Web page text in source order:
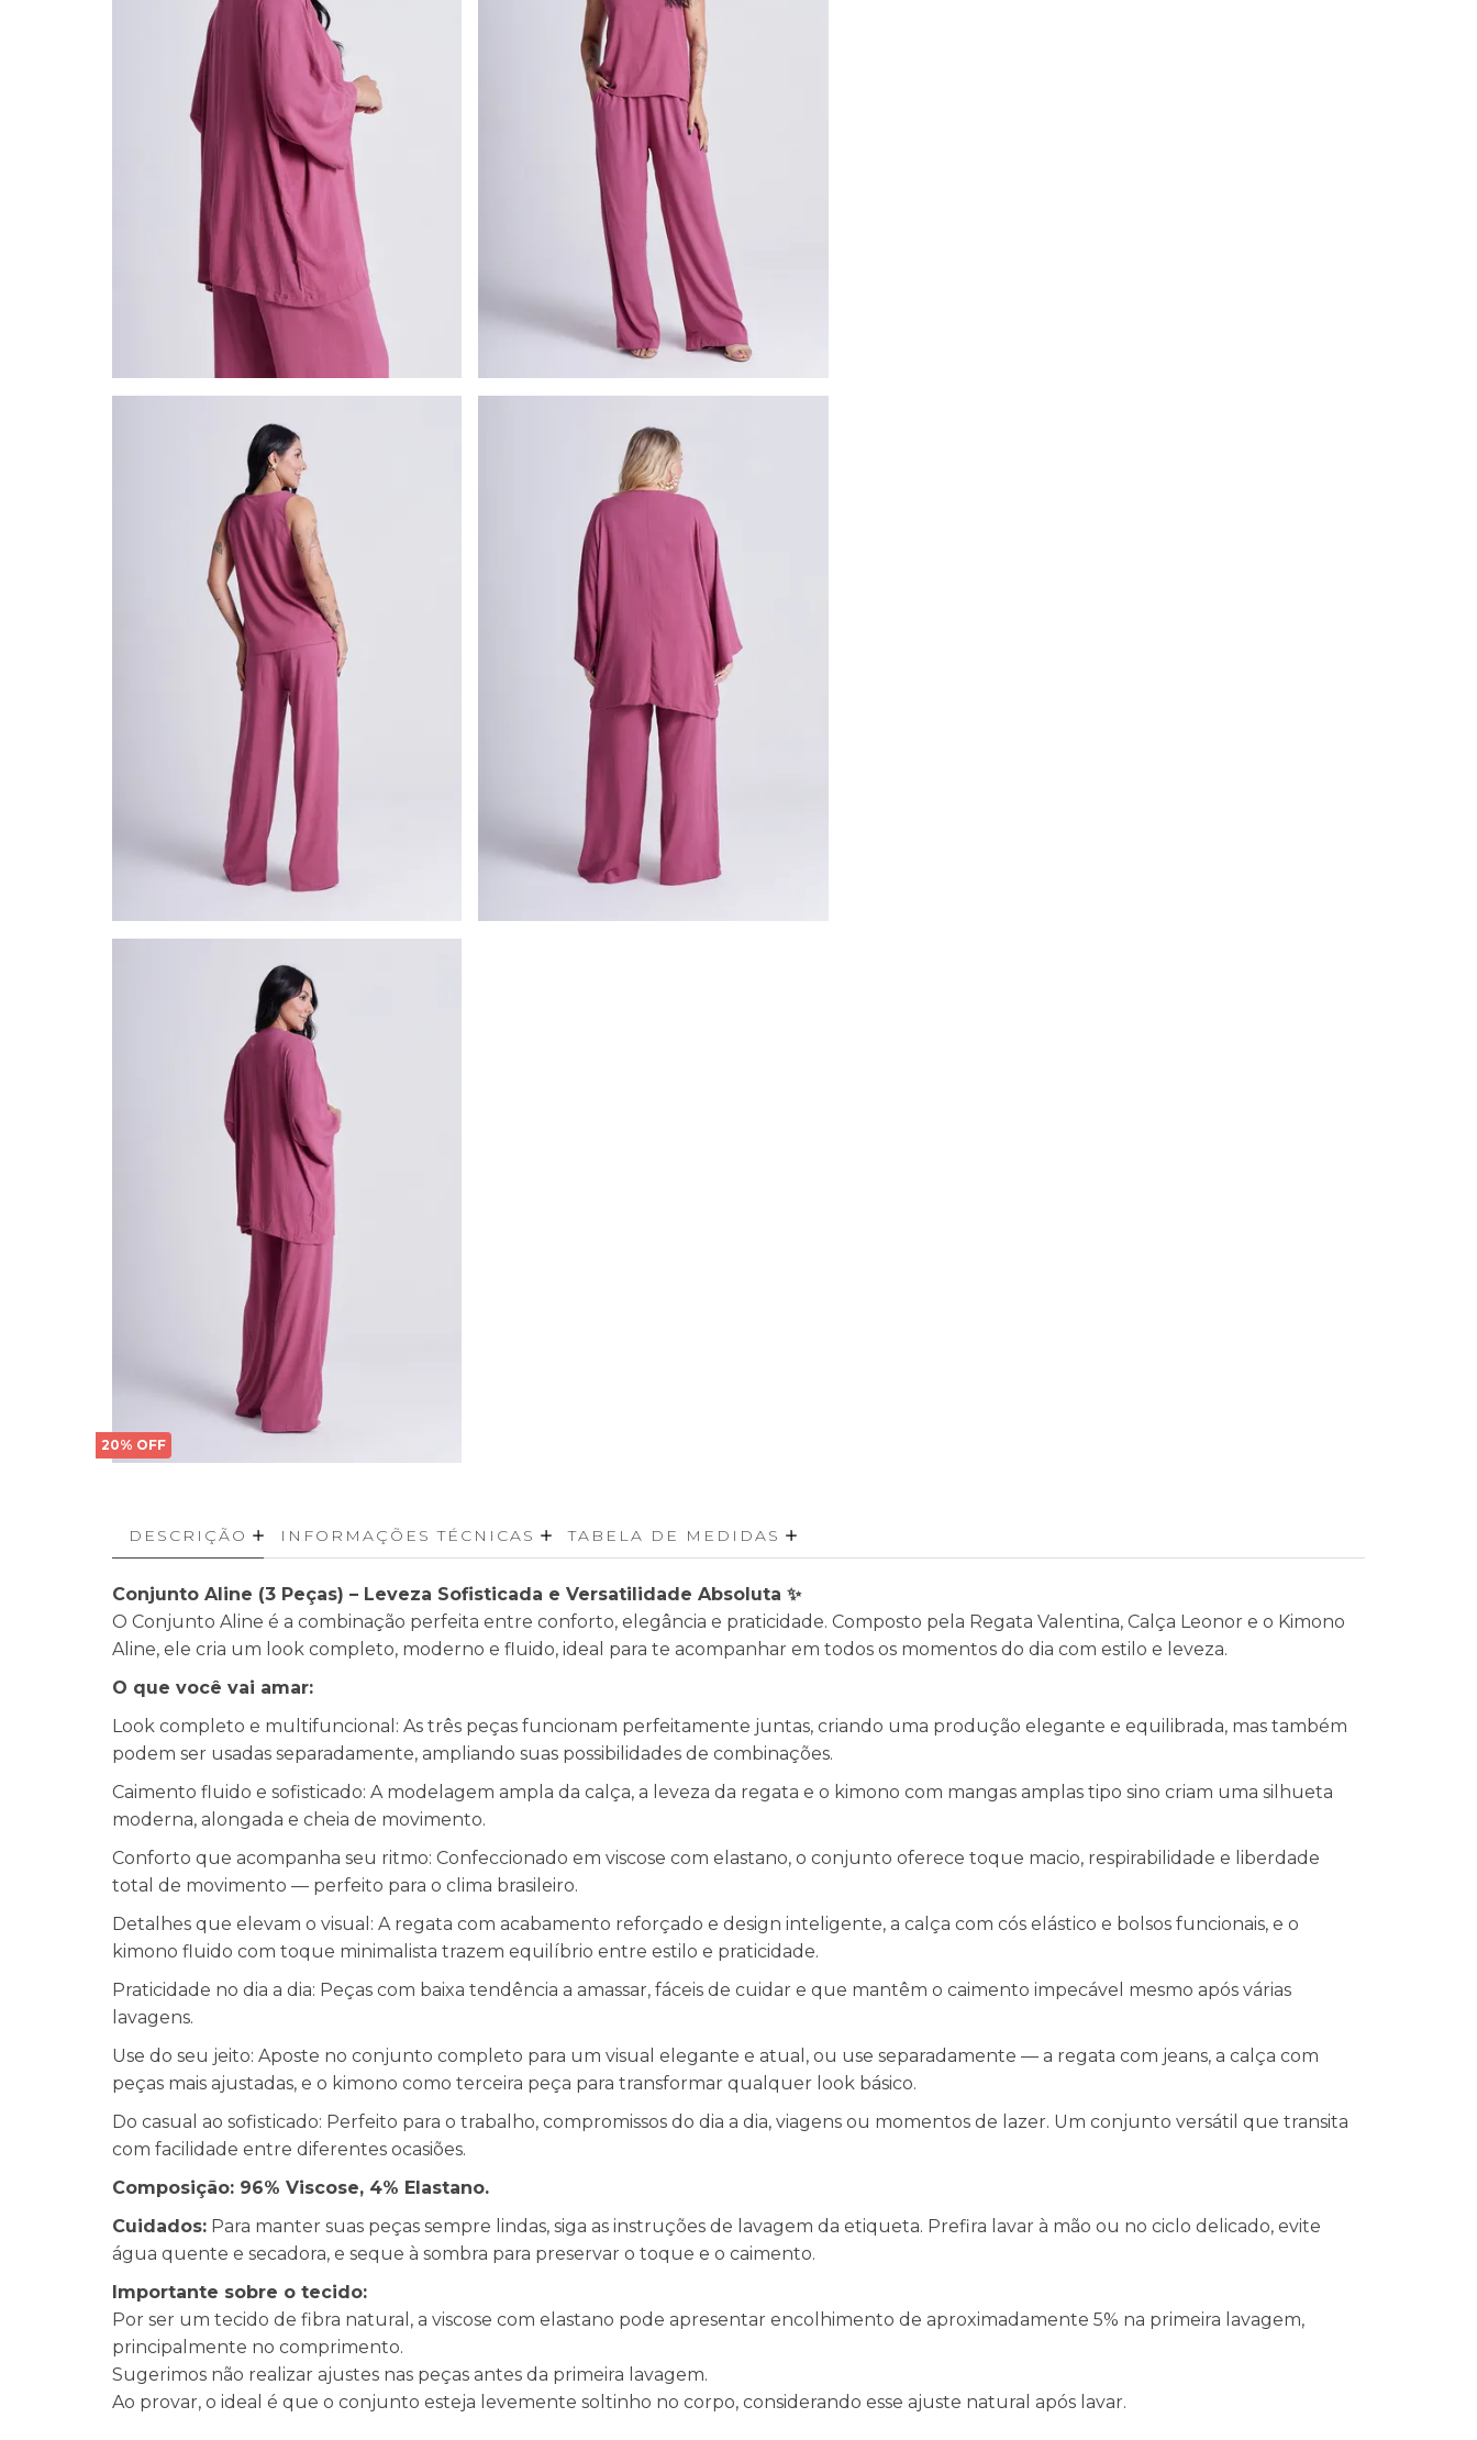
20% OFF
DESCRIÇÃO INFORMAÇÕES TÉCNICAS TABELA DE MEDIDAS
Conjunto Aline (3 Peças) – Leveza Sofisticada e Versatilidade Absoluta ✨
O Conjunto Aline é a combinação perfeita entre conforto, elegância e praticidade. Composto pela Regata Valentina, Calça Leonor e o Kimono
Aline, ele cria um look completo, moderno e fluido, ideal para te acompanhar em todos os momentos do dia com estilo e leveza.
O que você vai amar:
Look completo e multifuncional: As três peças funcionam perfeitamente juntas, criando uma produção elegante e equilibrada, mas também
podem ser usadas separadamente, ampliando suas possibilidades de combinações.
Caimento fluido e sofisticado: A modelagem ampla da calça, a leveza da regata e o kimono com mangas amplas tipo sino criam uma silhueta
moderna, alongada e cheia de movimento.
Conforto que acompanha seu ritmo: Confeccionado em viscose com elastano, o conjunto oferece toque macio, respirabilidade e liberdade
total de movimento — perfeito para o clima brasileiro.
Detalhes que elevam o visual: A regata com acabamento reforçado e design inteligente, a calça com cós elástico e bolsos funcionais, e o
kimono fluido com toque minimalista trazem equilíbrio entre estilo e praticidade.
Praticidade no dia a dia: Peças com baixa tendência a amassar, fáceis de cuidar e que mantêm o caimento impecável mesmo após várias
lavagens.
Use do seu jeito: Aposte no conjunto completo para um visual elegante e atual, ou use separadamente — a regata com jeans, a calça com
peças mais ajustadas, e o kimono como terceira peça para transformar qualquer look básico.
Do casual ao sofisticado: Perfeito para o trabalho, compromissos do dia a dia, viagens ou momentos de lazer. Um conjunto versátil que transita
com facilidade entre diferentes ocasiões.
Composição: 96% Viscose, 4% Elastano.
Cuidados: Para manter suas peças sempre lindas, siga as instruções de lavagem da etiqueta. Prefira lavar à mão ou no ciclo delicado, evite
água quente e secadora, e seque à sombra para preservar o toque e o caimento.
Importante sobre o tecido:
Por ser um tecido de fibra natural, a viscose com elastano pode apresentar encolhimento de aproximadamente 5% na primeira lavagem,
principalmente no comprimento.
Sugerimos não realizar ajustes nas peças antes da primeira lavagem.
Ao provar, o ideal é que o conjunto esteja levemente soltinho no corpo, considerando esse ajuste natural após lavar.